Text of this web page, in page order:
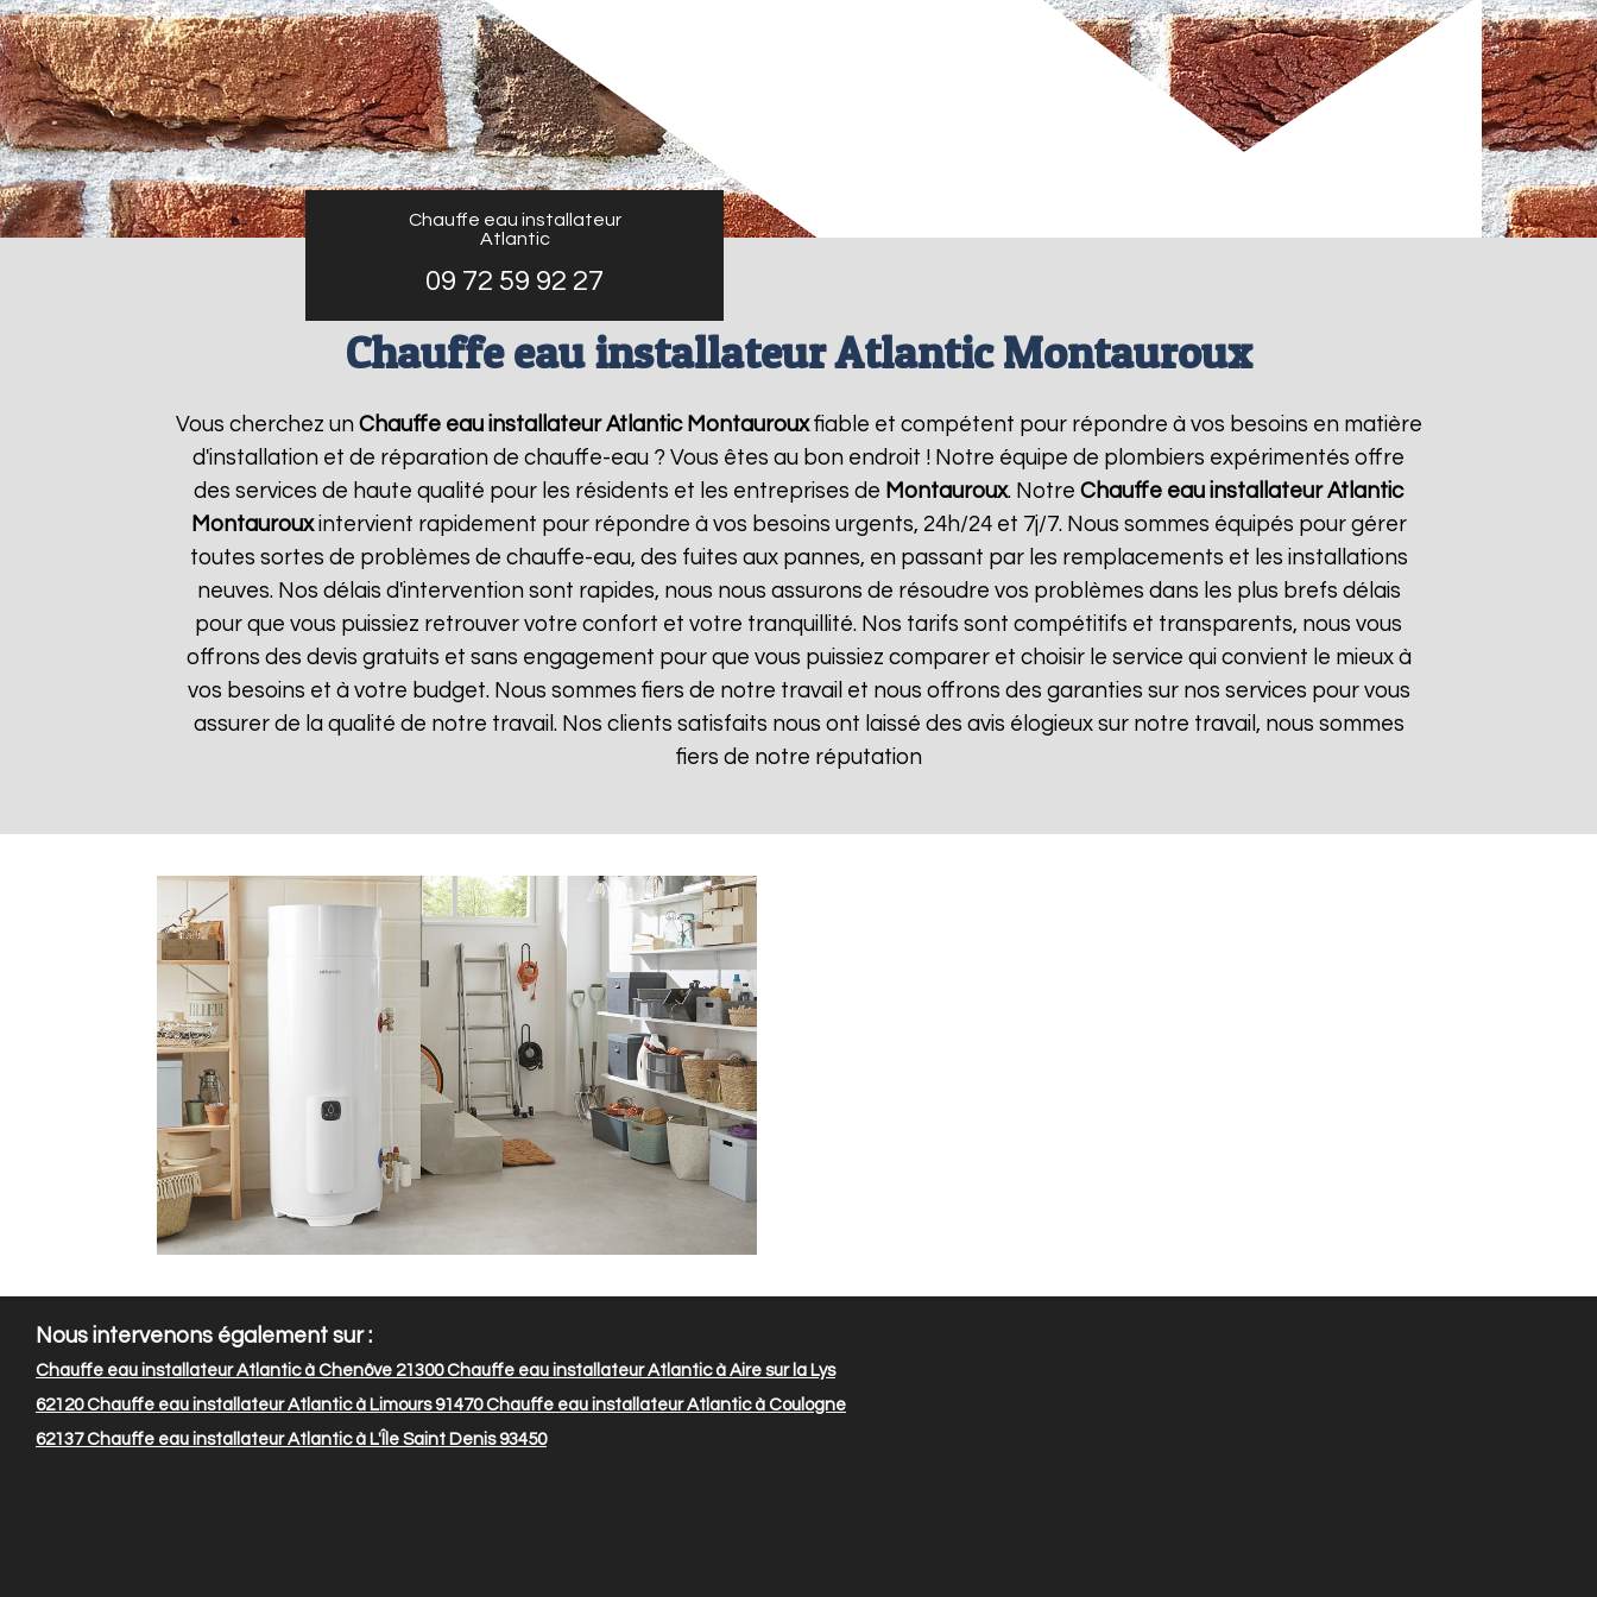
Chauffe eau installateur
Atlantic
09 72 59 92 27
Chauffe eau installateur Atlantic Montauroux
Vous cherchez un Chauffe eau installateur Atlantic Montaurouxfiable et compétent pour répondre à vos besoins en matière
d'installation et de réparation de chauffe-eau ? Vous êtes au bon endroit ! Notre équipe de plombiers expérimentés offre
des services de haute qualité pour les résidents et les entreprises de Montauroux. Notre Chauffe eau installateur Atlantic
Montaurouxintervient rapidement pour répondre à vos besoins urgents, 24h/24 et 7j/7. Nous sommes équipés pour gérer
toutes sortes de problèmes de chauffe-eau, des fuites aux pannes, en passant par les remplacements et les installations
neuves. Nos délais d'intervention sont rapides, nous nous assurons de résoudre vos problèmes dans les plus brefs délais
pour que vous puissiez retrouver votre confort et votre tranquillité. Nos tarifs sont compétitifs et transparents, nous vous
offrons des devis gratuits et sans engagement pour que vous puissiez comparer et choisir le service qui convient le mieux à
vos besoins et à votre budget. Nous sommes fiers de notre travail et nous offrons des garanties sur nos services pour vous
assurer de la qualité de notre travail. Nos clients satisfaits nous ont laissé des avis élogieux sur notre travail, nous sommes
fiers de notre réputation
Nous intervenons également sur :
Chauffe eau installateur Atlantic à Chenôve 21300Chauffe eau installateur Atlantic à Aire sur la Lys
62120Chauffe eau installateur Atlantic à Limours 91470Chauffe eau installateur Atlantic à Coulogne
62137Chauffe eau installateur Atlantic à L'Île Saint Denis 93450